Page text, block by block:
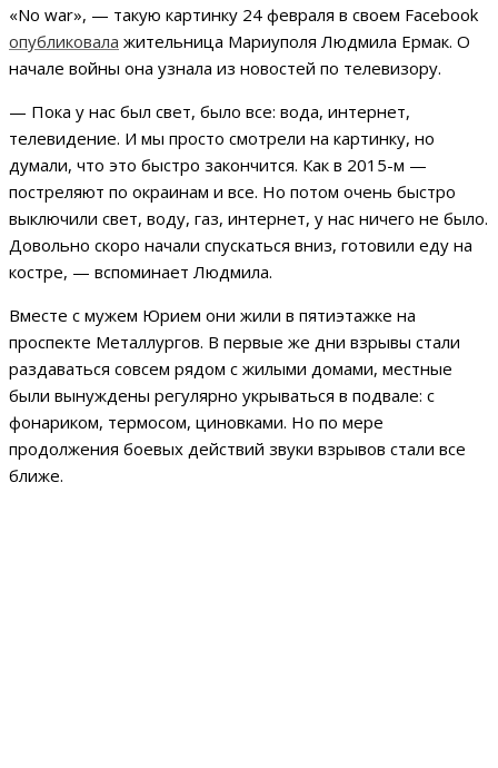
«No war», — такую картинку 24 февраля в своем Facebook
опубликовала жительница Мариуполя Людмила Ермак. О
начале войны она узнала из новостей по телевизору.
— Пока у нас был свет, было все: вода, интернет,
телевидение. И мы просто смотрели на картинку, но
думали, что это быстро закончится. Как в 2015-м —
постреляют по окраинам и все. Но потом очень быстро
выключили свет, воду, газ, интернет, у нас ничего не было.
Довольно скоро начали спускаться вниз, готовили еду на
костре, — вспоминает Людмила.
Вместе с мужем Юрием они жили в пятиэтажке на
проспекте Металлургов. В первые же дни взрывы стали
раздаваться совсем рядом с жилыми домами, местные
были вынуждены регулярно укрываться в подвале: с
фонариком, термосом, циновками. Но по мере
продолжения боевых действий звуки взрывов стали все
ближе.